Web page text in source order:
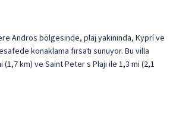
Andros bölgesinde, plaj yakınında, Kyprí ve
konaklama fırsatı sunuyor. Bu villa
km) ve Saint Peter s Plajı ile 1,3 mi (2,1